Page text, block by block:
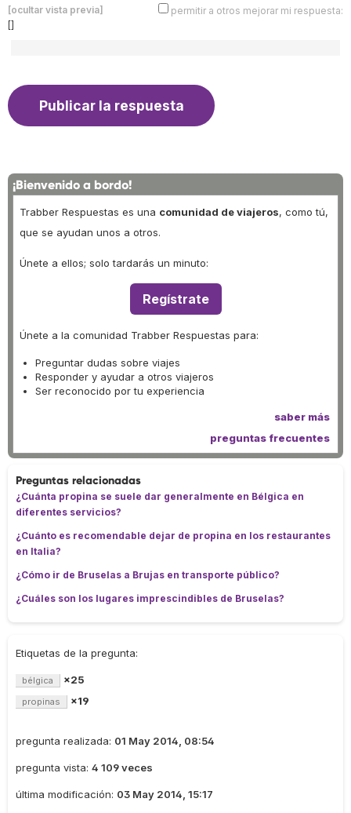
[ocultar vista previa]
permitir a otros mejorar mi respuesta:
[]
¡Bienvenido a bordo!
Trabber Respuestas es una comunidad de viajeros, como tú,
que se ayudan unos a otros.
Únete a ellos; solo tardarás un minuto:
Regístrate
Únete a la comunidad Trabber Respuestas para:
Preguntar dudas sobre viajes
Responder y ayudar a otros viajeros
Ser reconocido por tu experiencia
saber más
preguntas frecuentes
Preguntas relacionadas
¿Cuánta propina se suele dar generalmente en Bélgica en
diferentes servicios?
¿Cuánto es recomendable dejar de propina en los restaurantes
en Italia?
¿Cómo ir de Bruselas a Brujas en transporte público?
¿Cuáles son los lugares imprescindibles de Bruselas?
Etiquetas de la pregunta:
bélgica ×25
propinas ×19
pregunta realizada: 01 May 2014, 08:54
pregunta vista: 4 109 veces
última modificación: 03 May 2014, 15:17